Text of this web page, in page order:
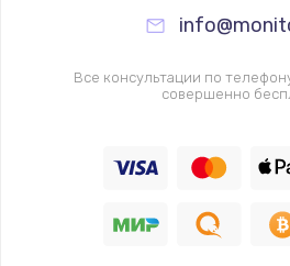
от 1190 руб.
Заказать
от 1600 руб.
Все консультации по
совершенно